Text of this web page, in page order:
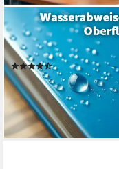
OFFICEGURUS®
Schulheft 20x
transparent DINA4
(5)
5,99 € UVP7,99 €
(0,30 €/ 1 Stk)
-25%
lieferbar - in 3-4 Werktagen